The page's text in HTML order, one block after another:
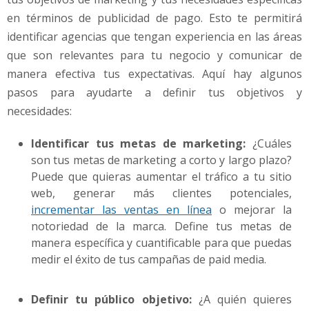
en términos de publicidad de pago. Esto te permitirá
identificar agencias que tengan experiencia en las áreas
que son relevantes para tu negocio y comunicar de
manera efectiva tus expectativas. Aquí hay algunos
pasos para ayudarte a definir tus objetivos y
necesidades:
Identificar tus metas de marketing: ¿Cuáles
son tus metas de marketing a corto y largo plazo?
Puede que quieras aumentar el tráfico a tu sitio
web, generar más clientes potenciales,
incrementar las ventas en línea o mejorar la
notoriedad de la marca. Define tus metas de
manera específica y cuantificable para que puedas
medir el éxito de tus campañas de paid media.
Definir tu público objetivo:¿A quién quieres